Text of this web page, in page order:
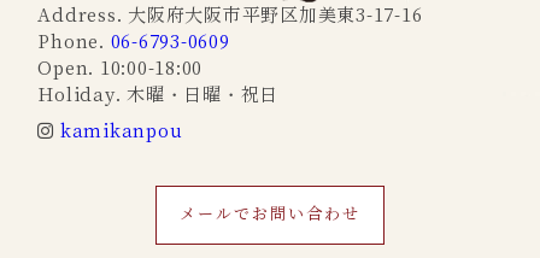
Address. 大阪府大阪市平野区加美東3-17-16
Phone. 06-6793-0609
Open. 10:00-18:00
Holiday. 木曜・日曜・祝日
kamikanpou
メールでお問い合わせ